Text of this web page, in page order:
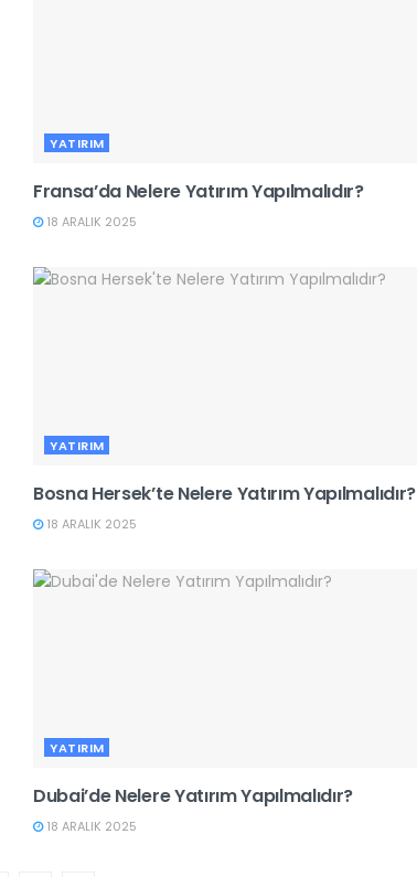
YATIRIM
Fransa’da Nelere Yatırım Yapılmalıdır?
18 ARALIK 2025
YATIRIM
Bosna Hersek’te Nelere Yatırım Yapılmalıdır?
18 ARALIK 2025
YATIRIM
Dubai’de Nelere Yatırım Yapılmalıdır?
18 ARALIK 2025